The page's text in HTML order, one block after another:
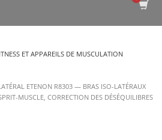
ET APPAREILS DE MUSCULATION
ETENON R8303 — BRAS ISO-LATÉRAUX
MUSCLE, CORRECTION DES DÉSÉQUILIBRES